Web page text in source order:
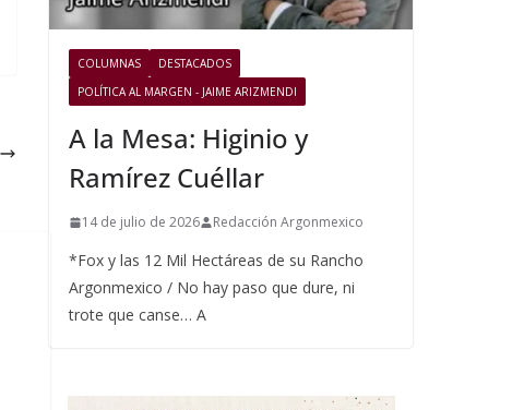
COLUMNAS
DESTACADOS
POLÍTICA AL MARGEN - JAIME ARIZMENDI
A la Mesa: Higinio y
Ramírez Cuéllar
14 de julio de 2026 Redacción Argonmexico
*Fox y las 12 Mil Hectáreas de su Rancho
Argonmexico / No hay paso que dure, ni
trote que canse… A